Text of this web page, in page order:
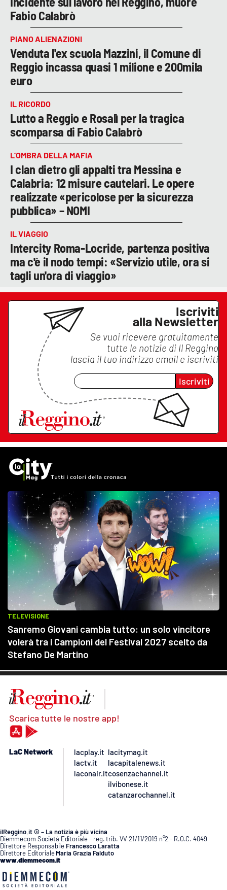
Fabio Calabrò
PIANO ALIENAZIONI
Venduta l'ex scuola Mazzini, il Comune di
Reggio incassa quasi 1 milione e 200mila
euro
IL RICORDO
Lutto a Reggio e Rosalì per la tragica
scomparsa di Fabio Calabrò
L’OMBRA DELLA MAFIA
I clan dietro gli appalti tra Messina e
Calabria: 12 misure cautelari. Le opere
realizzate «pericolose per la sicurezza
pubblica» – NOMI
IL VIAGGIO
Intercity Roma-Locride, partenza positiva
ma c'è il nodo tempi: «Servizio utile, ora si
tagli un'ora di viaggio»
Iscriviti
alla Newsletter
Se vuoi ricevere gratuitamente
tutte le notizie di Il Reggino
lascia il tuo indirizzo email e iscriviti
Iscriviti
Scarica tutte le nostre app!
LaC Network
lacplay.it
lactv.it
laconair.it
lacitymag.it
lacapitalenews.it
cosenzachannel.it
ilvibonese.it
catanzarochannel.it
ilReggino.it © – La notizia è più vicina
Diemmecom Società Editoriale - reg. trib. VV 21/11/2019 n°2 - R.O.C. 4049
Direttore Responsabile Francesco Laratta
Direttore Editoriale Maria Grazia Falduto
www.diemmecom.it